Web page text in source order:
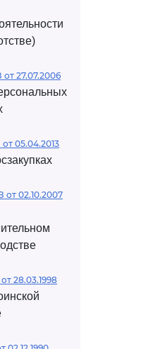
от 27.07.2006
05.04.2013
от 02.10.2007
28.03.1998